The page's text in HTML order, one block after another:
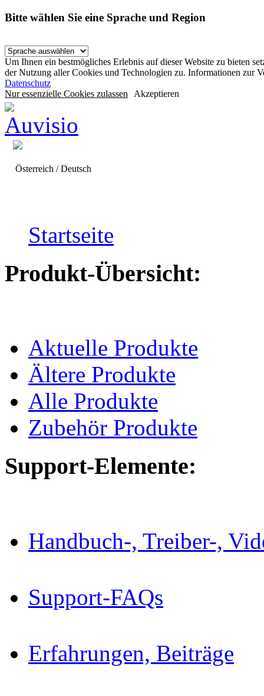
Bitte wählen Sie eine Sprache und Region
Um Ihnen ein bestmögliches Erlebnis auf dieser Website zu bieten
der Nutzung aller Cookies und Technologien zu. Informationen zur
Datenschutz
Nur essenzielle Cookies zulassen Akzeptieren
Österreich / Deutsch
Startseite
Produkt-Übersicht:
Aktuelle Produkte
Ältere Produkte
Alle Produkte
Zubehör Produkte
Support-Elemente:
Handbuch-, Treiber-,
Support-FAQs
Erfahrungen, Beiträge